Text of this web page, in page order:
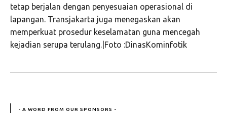
tetap berjalan dengan penyesuaian operasional di
lapangan. Transjakarta juga menegaskan akan
memperkuat prosedur keselamatan guna mencegah
kejadian serupa terulang.|Foto :DinasKominfotik
- A WORD FROM OUR SPONSORS -